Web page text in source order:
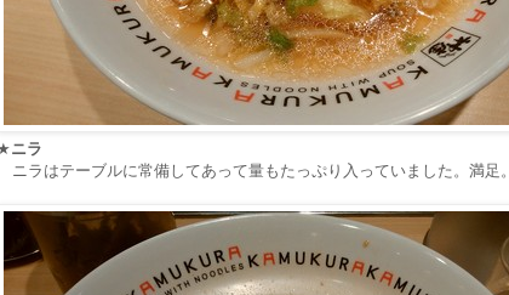
ニラ
ニラはテーブルに常備してあって量もたっぷり入っていました。満足。